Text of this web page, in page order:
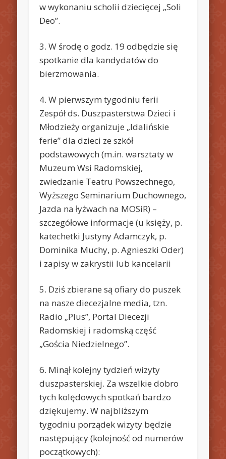
w wykonaniu scholii dziecięcej „Soli
Deo”.
3. W środę o godz. 19 odbędzie się
spotkanie dla kandydatów do
bierzmowania.
4. W pierwszym tygodniu ferii
Zespół ds. Duszpasterstwa Dzieci i
Młodzieży organizuje „Idalińskie
ferie” dla dzieci ze szkół
podstawowych (m.in. warsztaty w
Muzeum Wsi Radomskiej,
zwiedzanie Teatru Powszechnego,
Wyższego Seminarium Duchownego,
Jazda na łyżwach na MOSiR) –
szczegółowe informacje (u księży, p.
katechetki Justyny Adamczyk, p.
Dominika Muchy, p. Agnieszki Oder)
i zapisy w zakrystii lub kancelarii
5. Dziś zbierane są ofiary do puszek
na nasze diecezjalne media, tzn.
Radio „Plus”, Portal Diecezji
Radomskiej i radomską część
„Gościa Niedzielnego”.
6. Minął kolejny tydzień wizyty
duszpasterskiej. Za wszelkie dobro
tych kolędowych spotkań bardzo
dziękujemy. W najbliższym
tygodniu porządek wizyty będzie
następujący (kolejność od numerów
początkowych):